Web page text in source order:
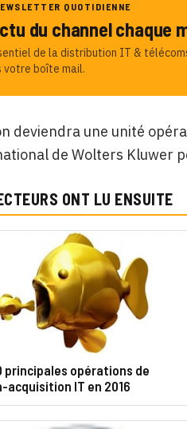
QUOTIDIENNE
du channel chaque
de la distribution IT &
votre boîte mail.
deviendra une unité
de Wolters Kluwer
ONT LU ENSUITE
principales opérations de
acquisition IT en 2016